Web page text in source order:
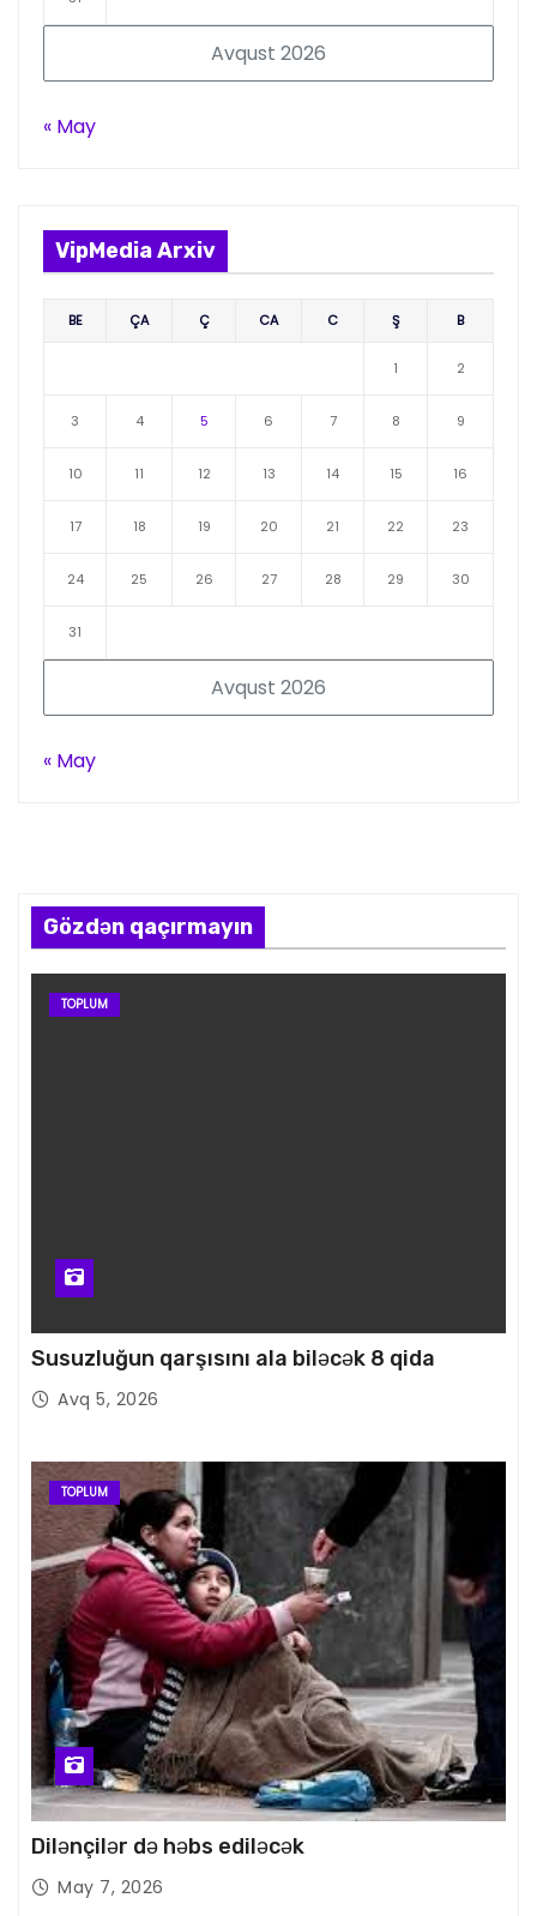
Avqust 2026
« May
VipMedia Arxiv
Avqust 2026
BE ÇA Ç CA C Ş B
1 2
3 4 5 6 7 8 9
10 11 12 13 14 15 16
17 18 19 20 21 22 23
24 25 26 27 28 29 30
31
« May
Gözdən qaçırmayın
TOPLUM
Susuzluğun qarşısını ala biləcək 8 qida
Avq 5, 2026
TOPLUM
Dilənçilər də həbs ediləcək
May 7, 2026